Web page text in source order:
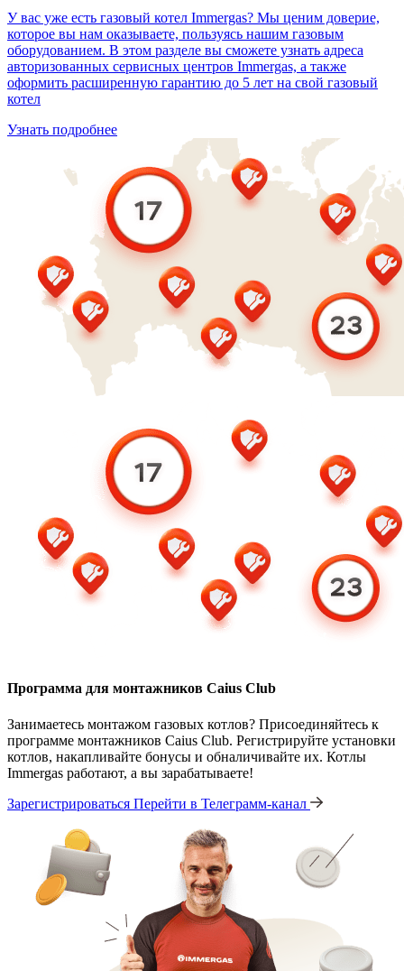
У вас уже есть газовый котел Immergas? Мы ценим доверие,
которое вы нам оказываете, пользуясь нашим газовым
оборудованием. В этом разделе вы сможете узнать адреса
авторизованных сервисных центров Immergas, а также
оформить расширенную гарантию до 5 лет на свой газовый
котел
Узнать подробнее
Программа для монтажников Caius Club
Занимаетесь монтажом газовых котлов? Присоединяйтесь к
программе монтажников Caius Club. Регистрируйте установки
котлов, накапливайте бонусы и обналичивайте их. Котлы
Immergas работают, а вы зарабатываете!
Зарегистрироваться Перейти в Телеграмм-канал